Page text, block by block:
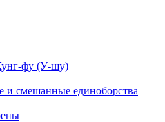
фу (У-шу)
смешанные единоборства